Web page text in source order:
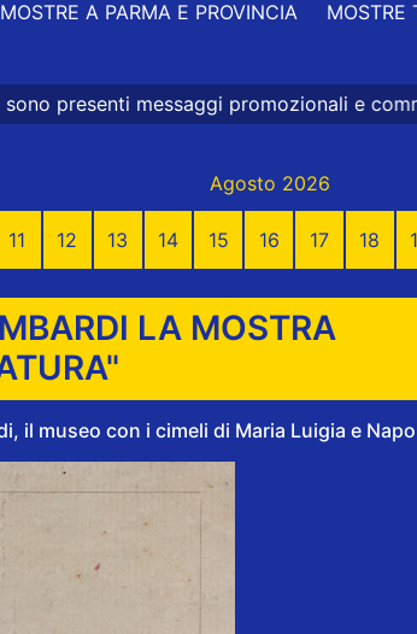
MOSTRE A PARMA E PROVINCIA MOSTRE
e commerciali
Agosto 2026
11 12 13 14 15 16 17 18
LA MOSTRA
il museo con i cimeli di Maria Luigia e